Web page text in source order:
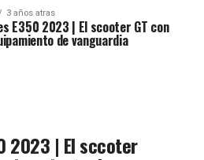
3 años atras
E350 2023 | El scooter GT con
de vanguardia
2023 | El sccoter